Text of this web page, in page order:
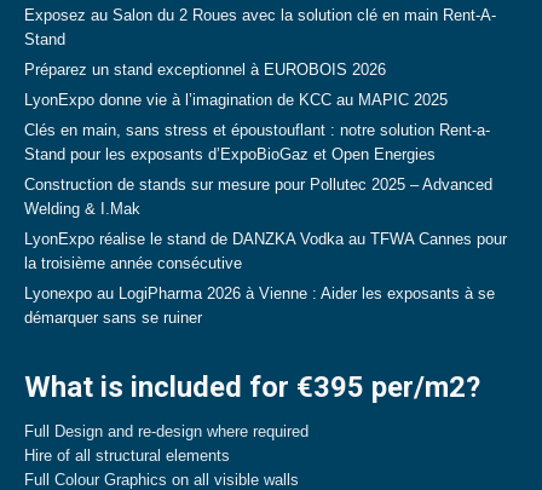
Exposez au Salon du 2 Roues avec la solution clé en main Rent-A-
Stand
Préparez un stand exceptionnel à EUROBOIS 2026
LyonExpo donne vie à l’imagination de KCC au MAPIC 2025
Clés en main, sans stress et époustouflant : notre solution Rent-a-
Stand pour les exposants d’ExpoBioGaz et Open Energies
Construction de stands sur mesure pour Pollutec 2025 – Advanced
Welding & I.Mak
LyonExpo réalise le stand de DANZKA Vodka au TFWA Cannes pour
la troisième année consécutive
Lyonexpo au LogiPharma 2026 à Vienne : Aider les exposants à se
démarquer sans se ruiner
What is included for €395 per/m2?
Full Design and re-design where required
Hire of all structural elements
Full Colour Graphics on all visible walls